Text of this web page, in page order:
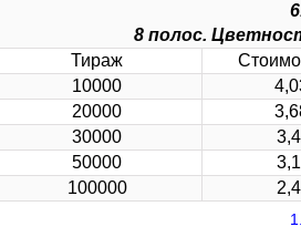
8 полос. Цветность
Тираж
10000
20000
30000
50000
100000